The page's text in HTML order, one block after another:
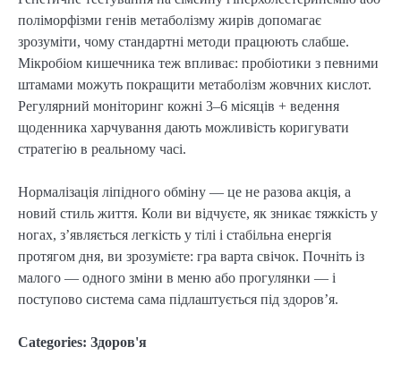
поліморфізми генів метаболізму жирів допомагає
зрозуміти, чому стандартні методи працюють слабше.
Мікробіом кишечника теж впливає: пробіотики з певними
штамами можуть покращити метаболізм жовчних кислот.
Регулярний моніторинг кожні 3–6 місяців + ведення
щоденника харчування дають можливість коригувати
стратегію в реальному часі.
Нормалізація ліпідного обміну — це не разова акція, а
новий стиль життя. Коли ви відчуєте, як зникає тяжкість у
ногах, з’являється легкість у тілі і стабільна енергія
протягом дня, ви зрозумієте: гра варта свічок. Почніть із
малого — одного зміни в меню або прогулянки — і
поступово система сама підлаштується під здоров’я.
Categories: Здоров'я